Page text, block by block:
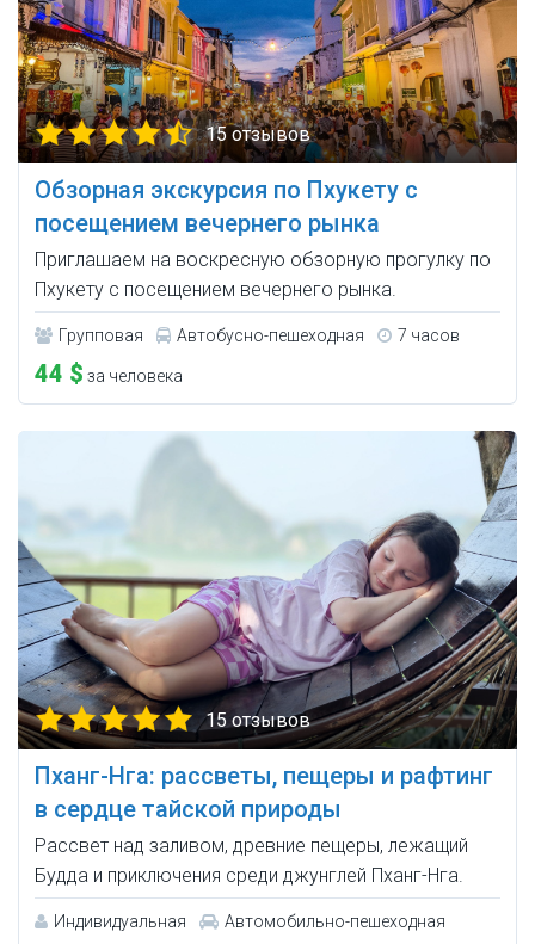
15 отзывов
Обзорная экскурсия по Пхукету с
посещением вечернего рынка
Приглашаем на воскресную обзорную прогулку по
Пхукету с посещением вечернего рынка.
Групповая Автобусно-пешеходная 7 часов
44 $ за человека
15 отзывов
Пханг-Нга: рассветы, пещеры и рафтинг
в сердце тайской природы
Рассвет над заливом, древние пещеры, лежащий
Будда и приключения среди джунглей Пханг-Нга.
Индивидуальная Автомобильно-пешеходная